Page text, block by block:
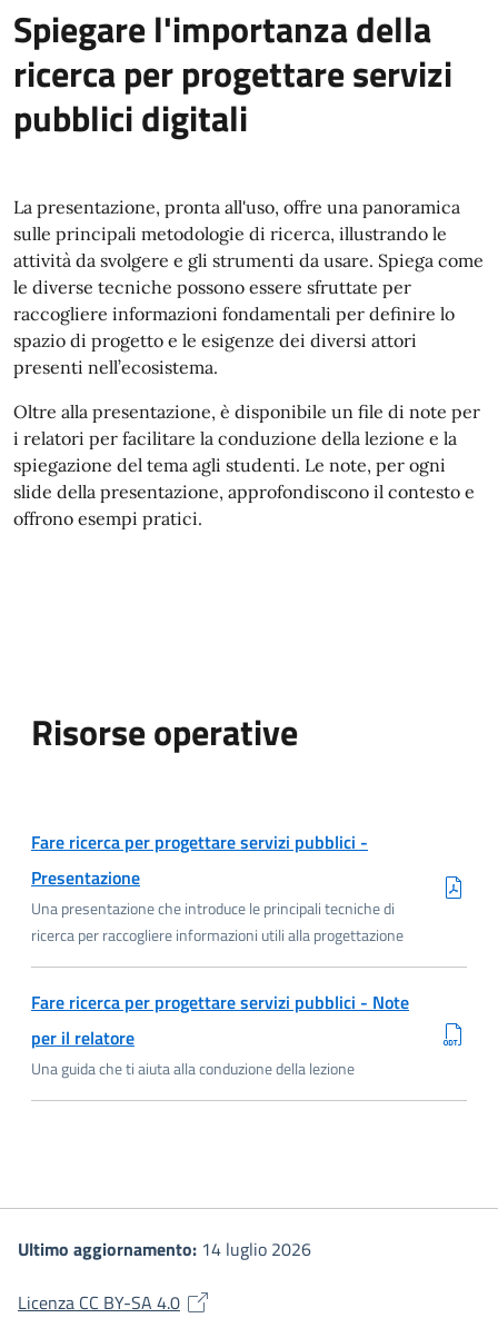
Spiegare l'importanza della
ricerca per progettare servizi
pubblici digitali
La presentazione, pronta all'uso, offre una panoramica
sulle principali metodologie di ricerca, illustrando le
attività da svolgere e gli strumenti da usare. Spiega come
le diverse tecniche possono essere sfruttate per
raccogliere informazioni fondamentali per definire lo
spazio di progetto e le esigenze dei diversi attori
presenti nell’ecosistema.
Oltre alla presentazione, è disponibile un file di note per
i relatori per facilitare la conduzione della lezione e la
spiegazione del tema agli studenti. Le note, per ogni
slide della presentazione, approfondiscono il contesto e
offrono esempi pratici.
Risorse operative
Scarica PDF
Fare ricerca per progettare servizi pubblici -
Presentazione
Una presentazione che introduce le principali tecniche di
ricerca per raccogliere informazioni utili alla progettazione
Scarica ODT
Fare ricerca per progettare servizi pubblici - Note
per il relatore
Una guida che ti aiuta alla conduzione della lezione
Ultimo aggiornamento: 14 luglio 2026
Licenza CC BY-SA 4.0(si apre in una nuova finestra)